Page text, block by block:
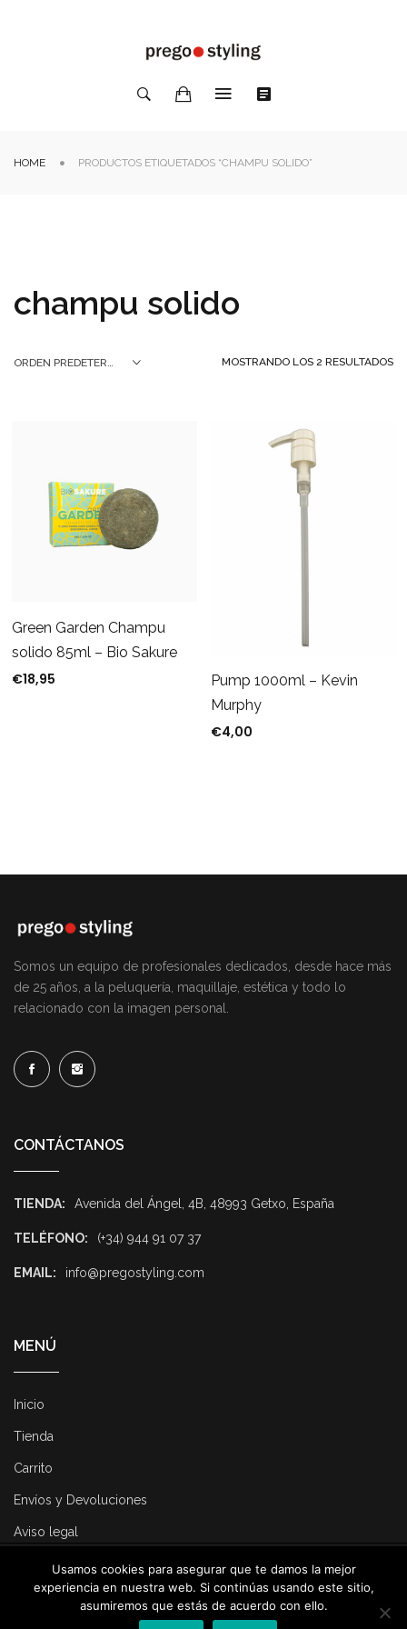
HOME PRODUCTOS ETIQUETADOS “CHAMPU SOLIDO”
champu solido
MOSTRANDO LOS 2 RESULTADOS
ORDEN PREDETERMINADO
Green Garden Champu
solido 85ml – Bio Sakure
€18,95
Pump 1000ml – Kevin
Murphy
€4,00
Somos un equipo de profesionales dedicados, desde hace más
de 25 años, a la peluquería, maquillaje, estética y todo lo
relacionado con la imagen personal.
CONTÁCTANOS
TIENDA: Avenida del Ángel, 4B, 48993 Getxo, España
TELÉFONO: (+34) 944 91 07 37
EMAIL: info@pregostyling.com
MENÚ
Inicio
Tienda
Carrito
Envíos y Devoluciones
Aviso legal
© 2025 Pregostyling. All Rights Reserved. Developed by
Dirk
Usamos cookies para asegurar que te damos la mejor
experiencia en nuestra web. Si continúas usando este sitio,
asumiremos que estás de acuerdo con ello.